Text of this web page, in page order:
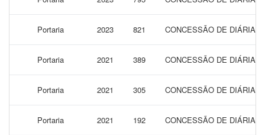
Portaria 2023 821 CONCESSÃO DE DIÁRIAS
Portaria 2021 389 CONCESSÃO DE DIÁRIAS
Portaria 2021 305 CONCESSÃO DE DIÁRIAS
Portaria 2021 192 CONCESSÃO DE DIÁRIAS